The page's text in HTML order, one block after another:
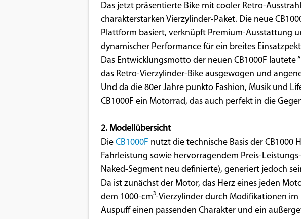
Das jetzt präsentierte Bike mit cooler Retro-
charakterstarken Vierzylinder-Paket. Die neue
Plattform basiert, verknüpft Premium-Ausstattung
dynamischer Performance für ein breites
Das Entwicklungsmotto der neuen CB1000F lautete
das Retro-Vierzylinder-Bike ausgewogen und
Und da die 80er Jahre punkto Fashion, Musik und
CB1000F ein Motorrad, das auch perfekt in die
2. Modellübersicht
Die CB1000F nutzt die technische Basis der CB1000
Fahrleistung sowie hervorragendem Preis-
Naked-Segment neu definierte), generiert jedoch
Da ist zunächst der Motor, das Herz eines jeden
dem 1000-cm³-Vierzylinder durch Modifikationen
Auspuff einen passenden Charakter und ein